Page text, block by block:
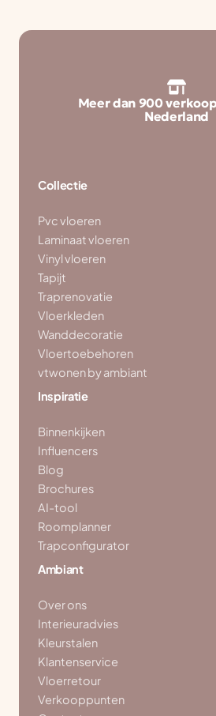
Meer dan 900
Nederland
Collectie
Pvc vloeren
Laminaat vloeren
Vinyl vloeren
Tapijt
Traprenovatie
Vloerkleden
Wanddecoratie
Vloertoebehoren
vtwonen by ambiant
Inspiratie
Binnenkijken
Influencers
Blog
Brochures
AI-tool
Roomplanner
Trapconfigurator
Ambiant
Over ons
Interieuradvies
Kleurstalen
Klantenservice
Vloerretour
Verkooppunten